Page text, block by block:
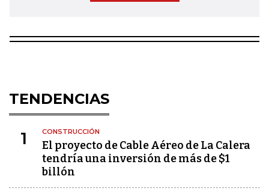
TENDENCIAS
1 CONSTRUCCIÓN
El proyecto de Cable Aéreo de La Calera
tendría una inversión de más de $1
billón